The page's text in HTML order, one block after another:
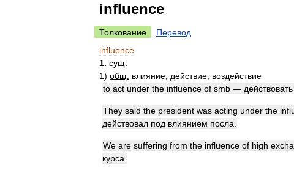
influence
Толкование
Перевод
influence
1. сущ
1) общ влияние действие воздействие
to act under the influence of smb — действовать
They said the president was acting under the
действовал под влиянием посла
We are suffering from the influence of high
курса